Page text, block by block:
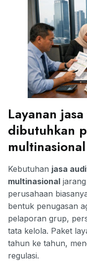
Layanan
dibutuhkan
Kebutuhan jasa
multinasional
perusahaan
bentuk penugasan
pelaporan grup,
tata kelola. Paket
tahun ke tahun,
regulasi.